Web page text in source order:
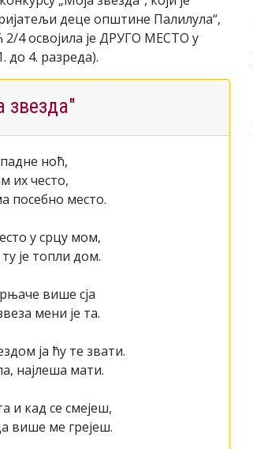
деце општине Палилула“,
освојила је ДРУГО МЕСТО у
до 4. разреда).
звезда"
ноћ,
их често,
посебно место.
у срцу мом,
је топли дом.
више сја
мени је та.
ја ћу те звати.
најлеша мати.
и кад се смејеш,
више ме грејеш.